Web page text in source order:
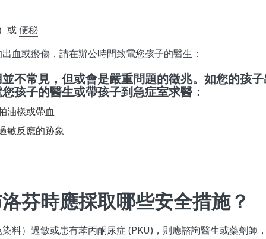
或便秘
血或瘀傷，請在辦公時間致電您孩子的醫生：
不常見，但或會是嚴重問題的徵兆。如您的孩
孩子的醫生或帶孩子到急症室求醫：
油樣或帶血
敏反應的跡象
芬時應採取哪些安全措施？
料）過敏或患有苯丙酮尿症 (PKU)，則應諮詢醫生或藥劑師